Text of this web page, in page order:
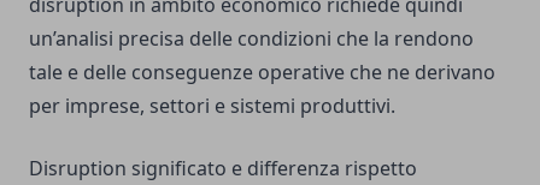
un’analisi precisa delle condizioni che la rendono
tale e delle conseguenze operative che ne derivano
per imprese, settori e sistemi produttivi.
Disruption significato e differenza rispetto